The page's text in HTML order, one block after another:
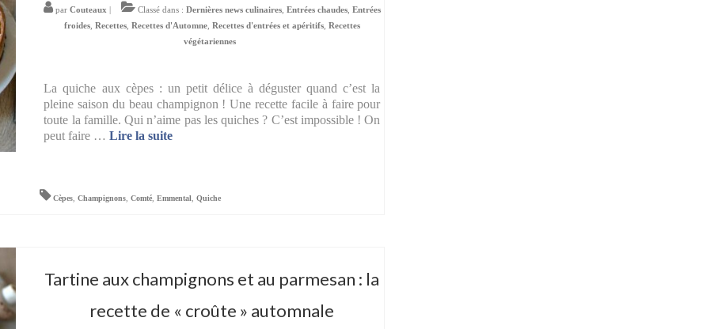
par Couteaux | Classé dans : Dernières news culinaires, Entrées chaudes, Entrées
froides, Recettes, Recettes d'Automne, Recettes d'entrées et apéritifs, Recettes
végétariennes
La quiche aux cèpes : un petit délice à déguster quand c’est la
pleine saison du beau champignon ! Une recette facile à faire pour
toute la famille. Qui n’aime pas les quiches ? C’est impossible ! On
peut faire …Lire la suite­­
Cèpes ,Champignons ,Comté ,Emmental ,Quiche
Tartine aux champignons et au parmesan : la
recette de « croûte » automnale